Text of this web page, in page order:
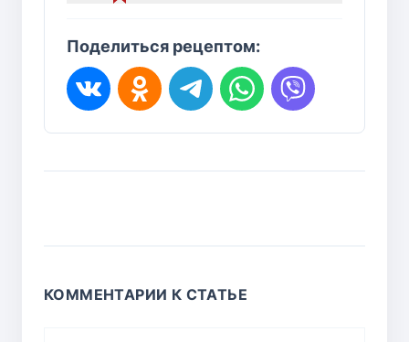
Поделиться рецептом:
КОММЕНТАРИИ К СТАТЬЕ